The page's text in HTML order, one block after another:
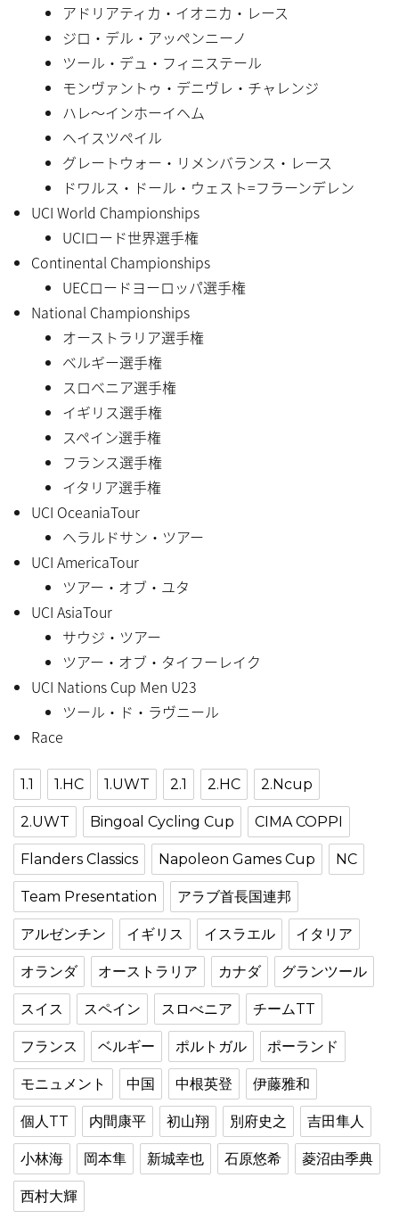
アドリアティカ・イオニカ・レース
ジロ・デル・アッペンニーノ
ツール・デュ・フィニステール
モンヴァントゥ・デニヴレ・チャレンジ
ハレ〜インホーイヘム
ヘイスツペイル
グレートウォー・リメンバランス・レース
ドワルス・ドール・ウェスト=フラーンデレン
UCI World Championships
UCIロード世界選手権
Continental Championships
UECロードヨーロッパ選手権
National Championships
オーストラリア選手権
ベルギー選手権
スロベニア選手権
イギリス選手権
スペイン選手権
フランス選手権
イタリア選手権
UCI OceaniaTour
ヘラルドサン・ツアー
UCI AmericaTour
ツアー・オブ・ユタ
UCI AsiaTour
サウジ・ツアー
ツアー・オブ・タイフーレイク
UCI Nations Cup Men U23
ツール・ド・ラヴニール
Race
1.1 1.HC 1.UWT 2.1 2.HC 2.Ncup
2.UWT Bingoal Cycling Cup CIMA COPPI
Flanders Classics Napoleon Games Cup NC
Team Presentation アラブ首長国連邦
アルゼンチン イギリス イスラエル イタリア
オランダ オーストラリア カナダ グランツール
スイス スペイン スロべニア チームTT
フランス ベルギー ポルトガル ポーランド
モニュメント 中国 中根英登 伊藤雅和
個人TT 内間康平 初山翔 別府史之 吉田隼人
小林海 岡本隼 新城幸也 石原悠希 菱沼由季典
西村大輝